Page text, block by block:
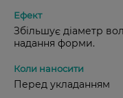
Збільшує діаметр
надання форми.
Перед укладанням